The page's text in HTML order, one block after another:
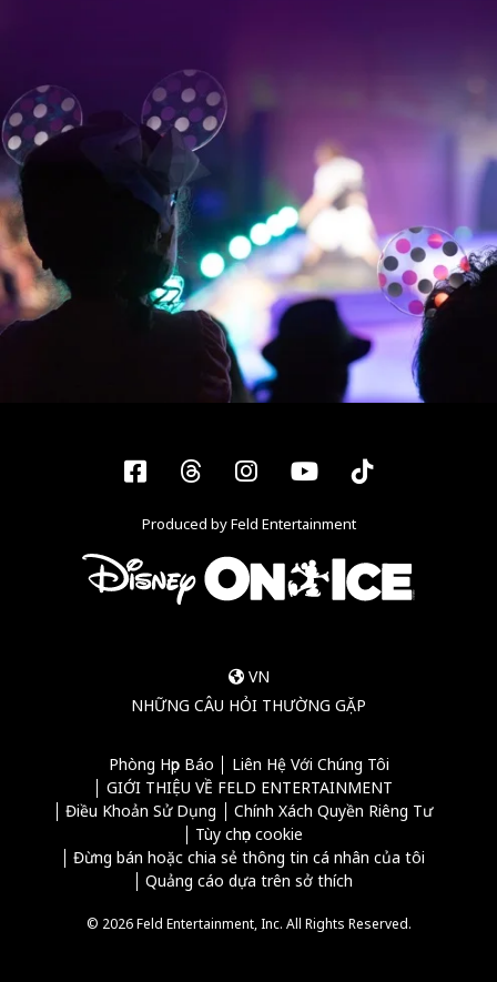
Facebook
ThreadsInstagram
YouTubeTiktok
Produced by Feld Entertainment
VN
NHỮNG CÂU HỎI THƯỜNG GẶP
Phòng Họp Báo
Liên Hệ Với Chúng Tôi
GIỚI THIỆU VỀ FELD ENTERTAINMENT
Điều Khoản Sử Dụng
Chính Xách Quyền Riêng Tư
Tùy chọn cookie
Đừng bán hoặc chia sẻ thông tin cá nhân của tôi
Quảng cáo dựa trên sở thích
© 2026 Feld Entertainment, Inc. All Rights Reserved.